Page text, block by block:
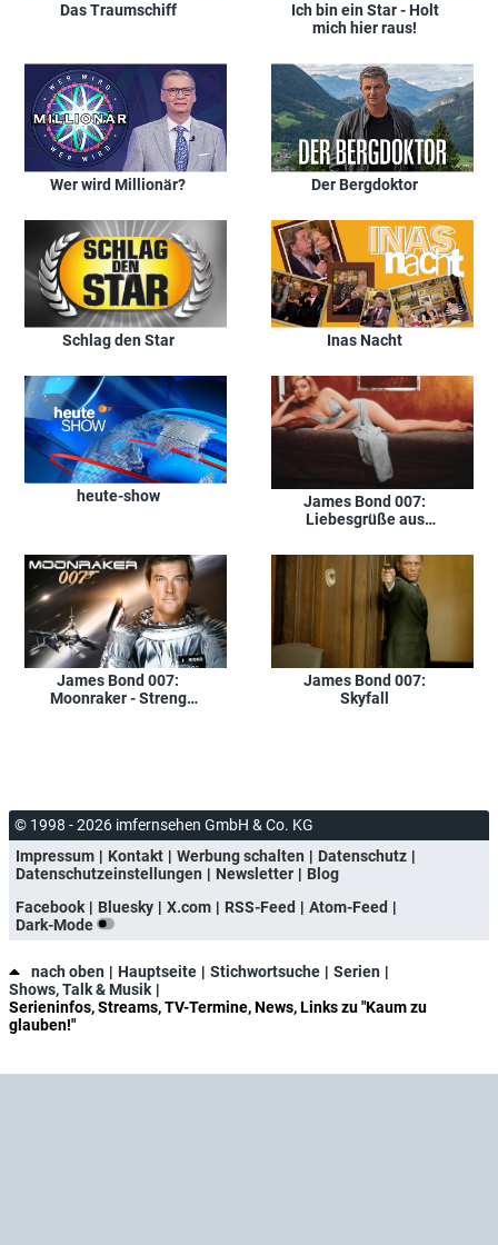
Das Traumschiff
Ich bin ein Star - Holt
mich hier raus!
Wer wird Millionär? Der Bergdoktor
Schlag den Star Inas Nacht
heute-show
James Bond 007:
Liebesgrüße aus
James Bond 007:
Moonraker - Streng
James Bond 007:
Skyfall
© 1998 - 2026 imfernsehen GmbH & Co. KG
Impressum
Kontakt Werbung schalten
Datenschutz
Datenschutzeinstellungen
Newsletter
Blog
Facebook
Bluesky X.com RSS-Feed
Atom-Feed
Dark-Mode
nach oben Hauptseite Stichwortsuche
Serien
Shows, Talk & Musik
Serieninfos, Streams, TV-Termine, News, Links zu "Kaum zu
glauben!"